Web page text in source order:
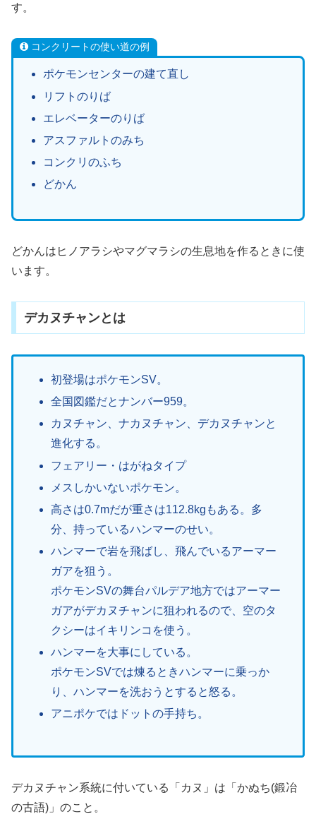
す。
コンクリートの使い道の例
ポケモンセンターの建て直し
リフトのりば
エレベーターのりば
アスファルトのみち
コンクリのふち
どかん
どかんはヒノアラシやマグマラシの生息地を作るときに使
います。
デカヌチャンとは
初登場はポケモンSV。
全国図鑑だとナンバー959。
カヌチャン、ナカヌチャン、デカヌチャンと
進化する。
フェアリー・はがねタイプ
メスしかいないポケモン。
高さは0.7mだが重さは112.8kgもある。多
分、持っているハンマーのせい。
ハンマーで岩を飛ばし、飛んでいるアーマー
ガアを狙う。
ポケモンSVの舞台パルデア地方ではアーマー
ガアがデカヌチャンに狙われるので、空のタ
クシーはイキリンコを使う。
ハンマーを大事にしている。
ポケモンSVでは煉るときハンマーに乗っか
り、ハンマーを洗おうとすると怒る。
アニポケではドットの手持ち。
デカヌチャン系統に付いている「カヌ」は「かぬち(鍛冶
の古語)」のこと。